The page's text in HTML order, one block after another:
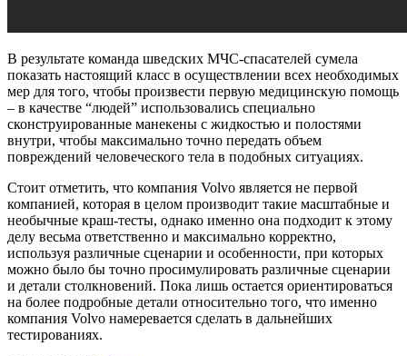
В результате команда шведских МЧС-спасателей сумела
показать настоящий класс в осуществлении всех необходимых
мер для того, чтобы произвести первую медицинскую помощь
– в качестве “людей” использовались специально
сконструированные манекены с жидкостью и полостями
внутри, чтобы максимально точно передать объем
повреждений человеческого тела в подобных ситуациях.
Стоит отметить, что компания Volvo является не первой
компанией, которая в целом производит такие масштабные и
необычные краш-тесты, однако именно она подходит к этому
делу весьма ответственно и максимально корректно,
используя различные сценарии и особенности, при которых
можно было бы точно просимулировать различные сценарии
и детали столкновений. Пока лишь остается ориентироваться
на более подробные детали относительно того, что именно
компания Volvo намеревается сделать в дальнейших
тестированиях.